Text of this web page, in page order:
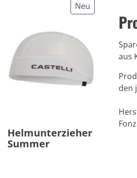
Neu
Helmunterzieher
Summer
aus
den